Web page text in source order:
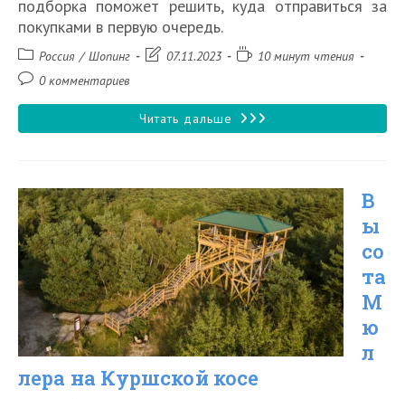
подборка поможет решить, куда отправиться за
покупками в первую очередь.
Рубрика
записи:
Россия / Шопинг
Запись07.11.2023
Время10 минут чтения
Комментарии
0 комментариев
Читать дальше Лучшие
в
Калининграде
В
ы
со
та
М
ю
л
лера на Куршской косе